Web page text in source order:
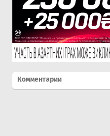
Комментарии